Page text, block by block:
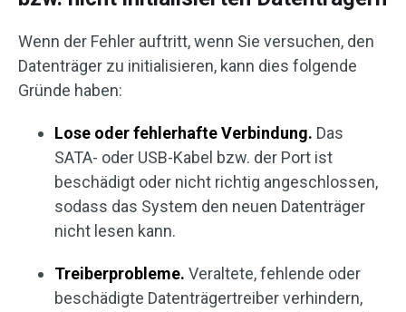
Wenn der Fehler auftritt, wenn Sie versuchen, den
Datenträger zu initialisieren, kann dies folgende
Gründe haben:
Lose oder fehlerhafte Verbindung. Das
SATA- oder USB-Kabel bzw. der Port ist
beschädigt oder nicht richtig angeschlossen,
sodass das System den neuen Datenträger
nicht lesen kann.
Treiberprobleme. Veraltete, fehlende oder
beschädigte Datenträgertreiber verhindern,